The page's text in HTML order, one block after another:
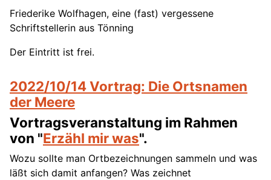
Friederike Wolfhagen, eine (fast) vergessene
Schriftstellerin aus Tönning
Der Eintritt ist frei.
2022/10/14 Vortrag: Die Ortsnamen
der Meere
Vortragsveranstaltung im Rahmen
von "Erzähl mir was".
Wozu sollte man Ortbezeichnungen sammeln und was
läßt sich damit anfangen? Was zeichnet